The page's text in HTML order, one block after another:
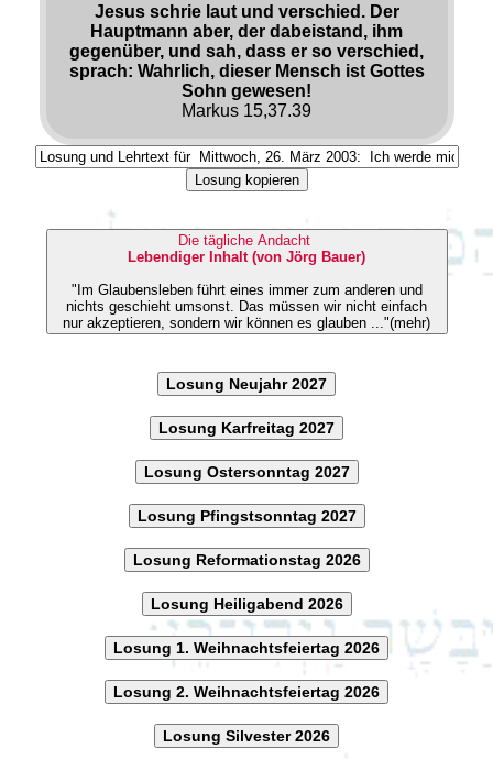
Jesus schrie laut und verschied. Der
Hauptmann aber, der dabeistand, ihm
gegenüber, und sah, dass er so verschied,
sprach: Wahrlich, dieser Mensch ist Gottes
Sohn gewesen!
Markus 15,37.39
Losung kopieren
Die tägliche Andacht
Lebendiger Inhalt (von Jörg Bauer)
"Im Glaubensleben führt eines immer zum anderen und
nichts geschieht umsonst. Das müssen wir nicht einfach
nur akzeptieren, sondern wir können es glauben ..."(mehr)
Losung Neujahr 2027
Losung Karfreitag 2027
Losung Ostersonntag 2027
Losung Pfingstsonntag 2027
Losung Reformationstag 2026
Losung Heiligabend 2026
Losung 1. Weihnachtsfeiertag 2026
Losung 2. Weihnachtsfeiertag 2026
Losung Silvester 2026